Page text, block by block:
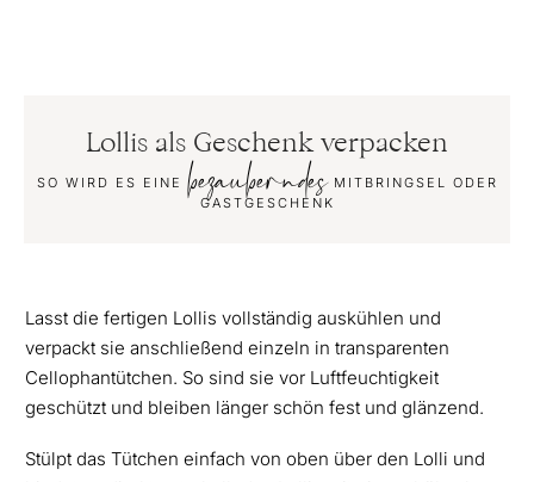
Lollis als Geschenk verpacken
SO WIRD ES EINEbezauberndesMITBRINGSEL ODER
GASTGESCHENK
Lasst die fertigen Lollis vollständig auskühlen und
verpackt sie anschließend einzeln in transparenten
Cellophantütchen. So sind sie vor Luftfeuchtigkeit
geschützt und bleiben länger schön fest und glänzend.
Stülpt das Tütchen einfach von oben über den Lolli und